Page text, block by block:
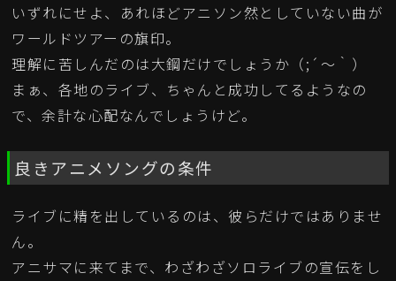
いずれにせよ、あれほどアニソン然としていない曲が
ワールドツアーの旗印。
理解に苦しんだのは大鋼だけでしょうか（;´～｀）
まぁ、各地のライブ、ちゃんと成功してるようなの
で、余計な心配なんでしょうけど。
良きアニメソングの条件
ライブに精を出しているのは、彼らだけではありませ
ん。
アニサマに来てまで、わざわざソロライブの宣伝をし